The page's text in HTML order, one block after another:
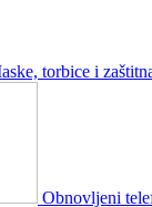
torbice i
Obnovljeni